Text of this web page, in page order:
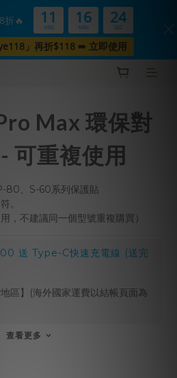
Max 環保對
可重複使用
80、S-60系列保護貼
。
，不建議同一個型號重複購買）
送 Type-C快速充電線 (送完
區】(海外國家運費以結帳頁面為
查看更多
折🔥 11
HRS
16
MIN
24
SEC
」再折$118 ➠ 立即使用